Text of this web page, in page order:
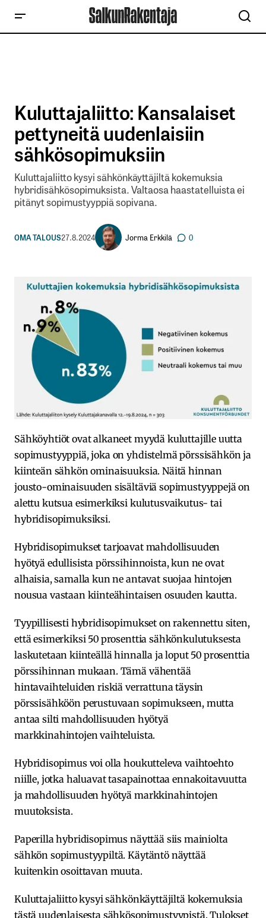
Kuluttajaliitto: Kansalaiset
pettyneitä uudenlaisiin
sähkösopimuksiin
Kuluttajaliitto kysyi sähkönkäyttäjiltä kokemuksia
hybridisähkösopimuksista. Valtaosa haastatelluista ei
pitänyt sopimustyyppiä sopivana.
OMA TALOUS27.8.2024 Jorma Erkkilä 0
Sähköyhtiöt ovat alkaneet myydä kuluttajille uutta
sopimustyyppiä, joka on yhdistelmä pörssisähkön ja
kiinteän sähkön ominaisuuksia. Näitä hinnan
jousto-ominaisuuden sisältäviä sopimustyyppejä on
alettu kutsua esimerkiksi kulutusvaikutus- tai
hybridisopimuksiksi.
Hybridisopimukset tarjoavat mahdollisuuden
hyötyä edullisista pörssihinnoista, kun ne ovat
alhaisia, samalla kun ne antavat suojaa hintojen
nousua vastaan kiinteähintaisen osuuden kautta.
Tyypillisesti hybridisopimukset on rakennettu siten,
että esimerkiksi 50 prosenttia sähkönkulutuksesta
laskutetaan kiinteällä hinnalla ja loput 50 prosenttia
pörssihinnan mukaan. Tämä vähentää
hintavaihteluiden riskiä verrattuna täysin
pörssisähköön perustuvaan sopimukseen, mutta
antaa silti mahdollisuuden hyötyä
markkinahintojen vaihteluista.
Hybridisopimus voi olla houkutteleva vaihtoehto
niille, jotka haluavat tasapainottaa ennakoitavuutta
ja mahdollisuuden hyötyä markkinahintojen
muutoksista.
Paperilla hybridisopimus näyttää siis mainiolta
sähkön sopimustyypiltä. Käytäntö näyttää
kuitenkin osoittavan muuta.
Kuluttajaliitto kysyi sähkönkäyttäjiltä kokemuksia
tästä uudenlaisesta sähkösopimustyypistä. Tulokset